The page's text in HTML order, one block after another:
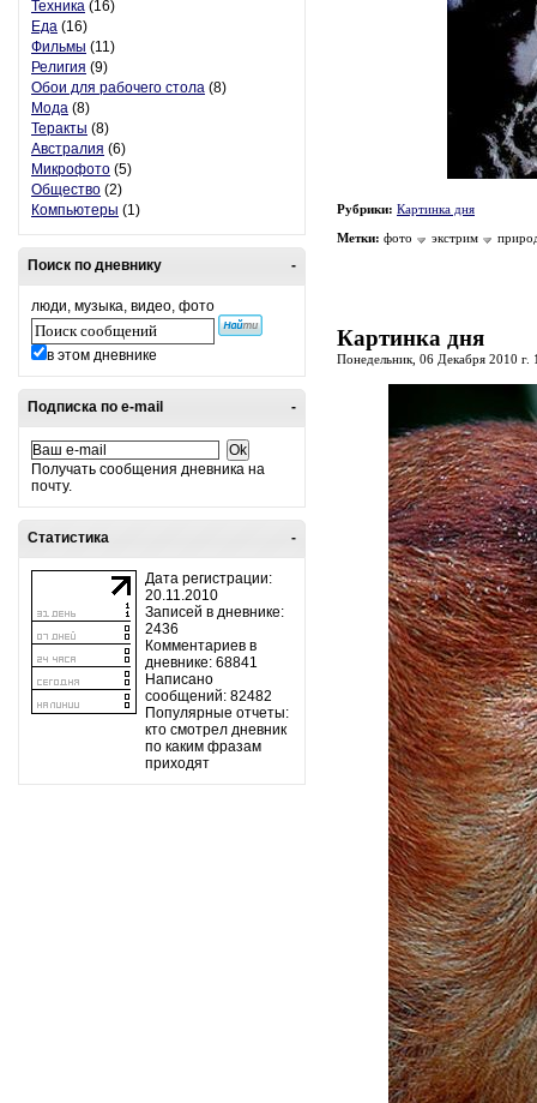
Техника (16)
Еда (16)
Фильмы (11)
Религия (9)
Обои для рабочего стола (8)
Мода (8)
Теракты (8)
Австралия (6)
Микрофото (5)
Общество (2)
Компьютеры (1)
-
Поиск по дневнику
люди, музыка, видео, фото
в этом дневнике
-
Подписка по e-mail
Получать сообщения дневника на
почту.
-
Статистика
Дата регистрации:
20.11.2010
Записей в дневнике:
2436
Комментариев в
дневнике: 68841
Написано
сообщений: 82482
Популярные отчеты:
кто смотрел дневник
по каким фразам
приходят
Рубрики: Картинка дня
Метки: фото экстрим
Картинка дня
Понедельник, 06 Декабря 2010 г.